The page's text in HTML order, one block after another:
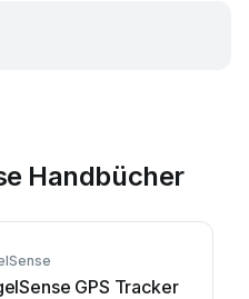
Handbücher
GPS Tracker